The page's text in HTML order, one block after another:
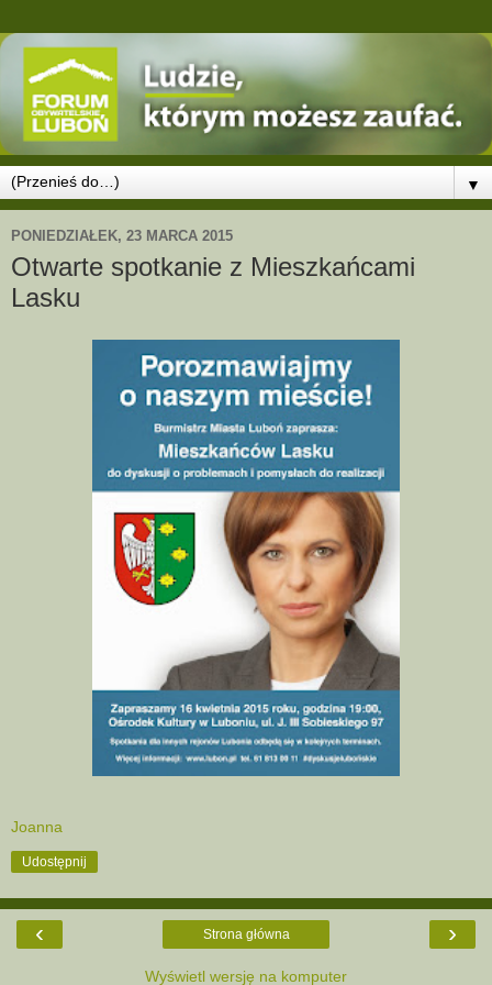
▼
PONIEDZIAŁEK, 23 MARCA 2015
Otwarte spotkanie z Mieszkańcami
Lasku
Joanna
Udostępnij
‹ ›
Strona główna
Wyświetl wersję na komputer